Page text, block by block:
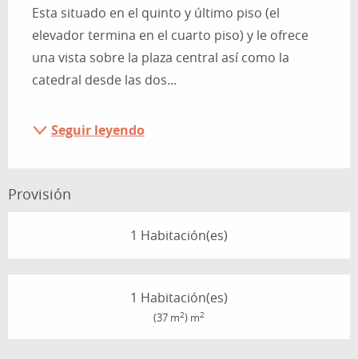
Esta situado en el quinto y último piso (el
elevador termina en el cuarto piso) y le ofrece
una vista sobre la plaza central así como la
catedral desde las dos...
Seguir leyendo
Provisión
1 Habitación(es)
1 Habitación(es)
(37 m2) m2